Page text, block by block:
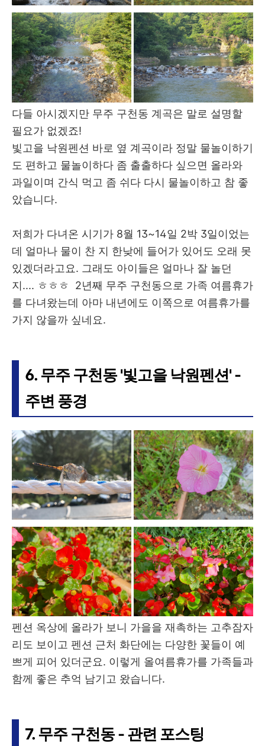
다들 아시겠지만 무주 구천동 계곡은 말로 설명할
필요가 없겠죠!
빛고을 낙원펜션 바로 옆 계곡이라 정말 물놀이하기
도 편하고 물놀이하다 좀 출출하다 싶으면 올라와
과일이며 간식 먹고 좀 쉬다 다시 물놀이하고 참 좋
았습니다.
저희가 다녀온 시기가 8월 13~14일 2박 3일이었는
데 얼마나 물이 찬 지 한낮에 들어가 있어도 오래 못
있겠더라고요. 그래도 아이들은 얼마나 잘 놀던
지.... ㅎㅎㅎ 2년째 무주 구천동으로 가족 여름휴가
를 다녀왔는데 아마 내년에도 이쪽으로 여름휴가를
가지 않을까 싶네요.
6. 무주 구천동 '빛고을 낙원펜션' -
주변 풍경
펜션 옥상에 올라가 보니 가을을 재촉하는 고추잠자
리도 보이고 펜션 근처 화단에는 다양한 꽃들이 예
쁘게 피어 있더군요. 이렇게 올여름휴가를 가족들과
함께 좋은 추억 남기고 왔습니다.
7. 무주 구천동 - 관련 포스팅